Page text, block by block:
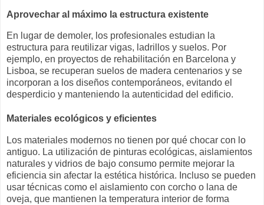
Aprovechar al máximo la estructura existente
En lugar de demoler, los profesionales estudian la
estructura para reutilizar vigas, ladrillos y suelos. Por
ejemplo, en proyectos de rehabilitación en Barcelona y
Lisboa, se recuperan suelos de madera centenarios y se
incorporan a los diseños contemporáneos, evitando el
desperdicio y manteniendo la autenticidad del edificio.
Materiales ecológicos y eficientes
Los materiales modernos no tienen por qué chocar con lo
antiguo. La utilización de pinturas ecológicas, aislamientos
naturales y vidrios de bajo consumo permite mejorar la
eficiencia sin afectar la estética histórica. Incluso se pueden
usar técnicas como el aislamiento con corcho o lana de
oveja, que mantienen la temperatura interior de forma